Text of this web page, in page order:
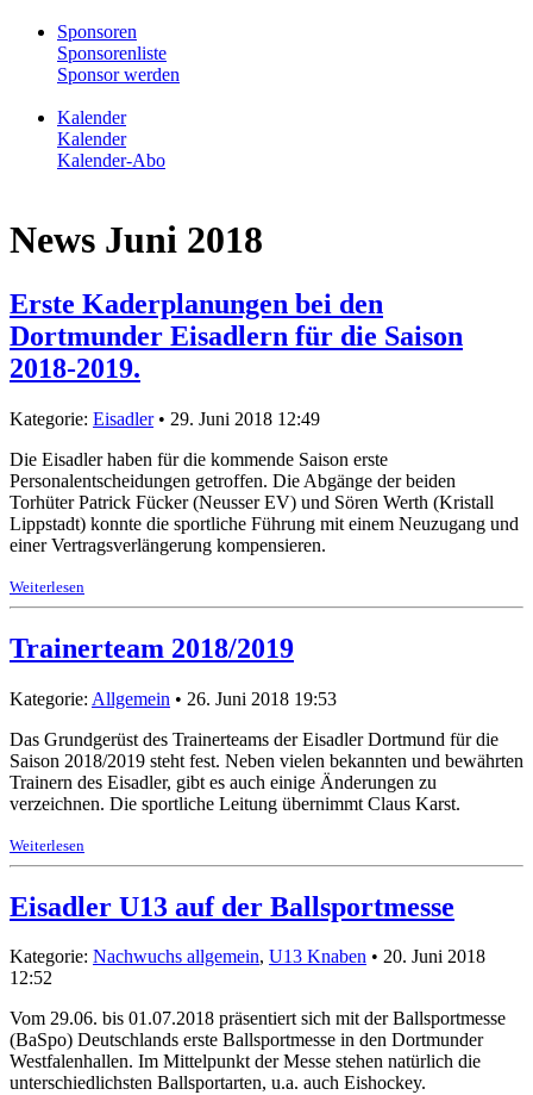
Sponsoren
Sponsorenliste
Sponsor werden
Kalender
Kalender
Kalender-Abo
News Juni 2018
Erste Kaderplanungen bei den
Dortmunder Eisadlern für die Saison
2018-2019.
Kategorie: Eisadler• 29. Juni 2018 12:49
Die Eisadler haben für die kommende Saison erste
Personalentscheidungen getroffen. Die Abgänge der beiden
Torhüter Patrick Fücker (Neusser EV) und Sören Werth (Kristall
Lippstadt) konnte die sportliche Führung mit einem Neuzugang und
einer Vertragsverlängerung kompensieren.
Weiterlesen
Trainerteam 2018/2019
Kategorie: Allgemein • 26. Juni 2018 19:53
Das Grundgerüst des Trainerteams der Eisadler Dortmund für die
Saison 2018/2019 steht fest. Neben vielen bekannten und bewährten
Trainern des Eisadler, gibt es auch einige Änderungen zu
verzeichnen. Die sportliche Leitung übernimmt Claus Karst.
Weiterlesen
Eisadler U13 auf der Ballsportmesse
Kategorie: Nachwuchs allgemein, U13 Knaben • 20. Juni 2018
12:52
Vom 29.06. bis 01.07.2018 präsentiert sich mit der Ballsportmesse
(BaSpo) Deutschlands erste Ballsportmesse in den Dortmunder
Westfalenhallen. Im Mittelpunkt der Messe stehen natürlich die
unterschiedlichsten Ballsportarten, u.a. auch Eishockey.